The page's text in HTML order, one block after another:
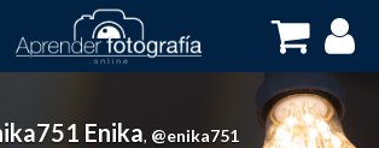
Enika, @enika751